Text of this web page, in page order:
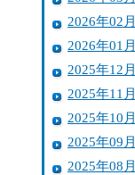
2026年02月
2026年01月
2025年12月
2025年11月
2025年10月
2025年09月
2025年08月